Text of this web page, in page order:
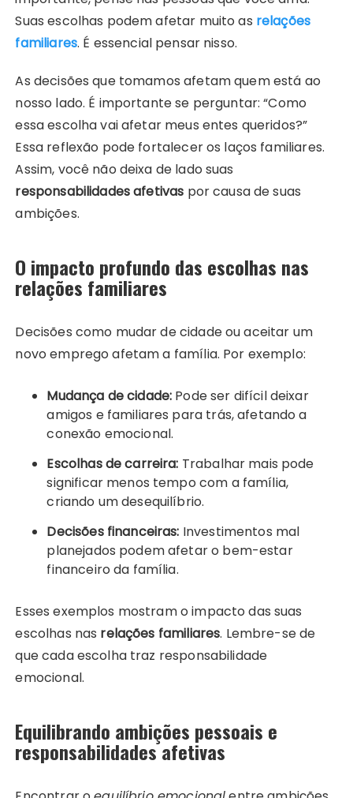
Suas escolhas podem afetar muito as relações
familiares. É essencial pensar nisso.
As decisões que tomamos afetam quem está ao
nosso lado. É importante se perguntar: “Como
essa escolha vai afetar meus entes queridos?”
Essa reflexão pode fortalecer os laços familiares.
Assim, você não deixa de lado suas
responsabilidades afetivas por causa de suas
ambições.
O impacto profundo das escolhas nas
relações familiares
Decisões como mudar de cidade ou aceitar um
novo emprego afetam a família. Por exemplo:
Mudança de cidade: Pode ser difícil deixar
amigos e familiares para trás, afetando a
conexão emocional.
Escolhas de carreira: Trabalhar mais pode
significar menos tempo com a família,
criando um desequilíbrio.
Decisões financeiras: Investimentos mal
planejados podem afetar o bem-estar
financeiro da família.
Esses exemplos mostram o impacto das suas
escolhas nas relações familiares. Lembre-se de
que cada escolha traz responsabilidade
emocional.
Equilibrando ambições pessoais e
responsabilidades afetivas